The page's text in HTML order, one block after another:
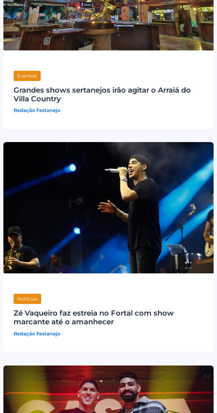
Eventos
Grandes shows sertanejos irão agitar o Arraiá do
Villa Country
Redação Festanejo
Notícias
Zé Vaqueiro faz estreia no Fortal com show
marcante até o amanhecer
Redação Festanejo